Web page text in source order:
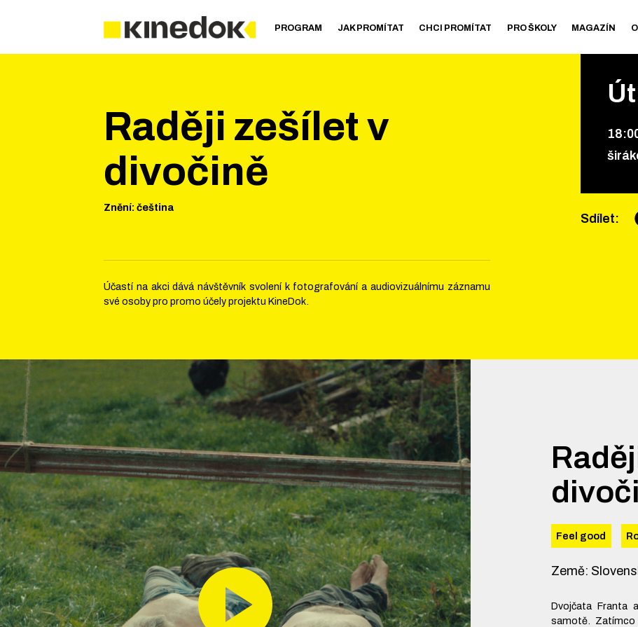
PROGRAM JAK PROMÍTAT CHCI PROMÍTAT PRO ŠKOLY MAGAZÍN
Raději zešílet v
divočině
Znění: čeština
Účastí na akci dává návštěvník svolení k fotografování a audiovizuálnímu záznamu
své osoby pro promo účely projektu KineDok.
Út
18:
Sdílet:
Feel good
Země:
Dvojčata Franta
samotě. Zatímco